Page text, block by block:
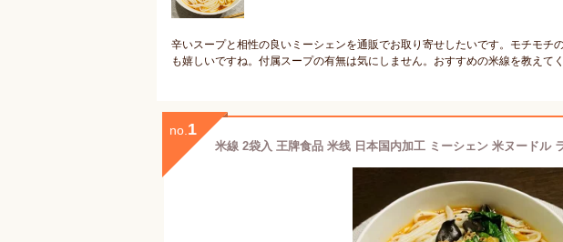
辛いスープと相性の良いミーシェンを通販でお取り寄せしたいです。モチモチ
も嬉しいですね。付属スープの有無は気にしません。おすすめの米線を教えて
no. 1
米線 2袋入 王牌食品 米线 日本国内加工 ミーシェン 米ヌードル